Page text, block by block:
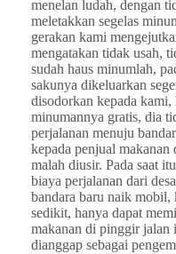
menelan ludah, dengan
meletakkan segelas
gerakan kami
mengatakan tidak usah,
sudah haus minumlah,
sakunya dikeluarkan
disodorkan kepada kami,
minumannya gratis, dia
perjalanan menuju
kepada penjual
malah diusir. Pada saat
biaya perjalanan dari
bandara baru naik mobil,
sedikit, hanya dapat
makanan di pinggir jalan
dianggap sebagai